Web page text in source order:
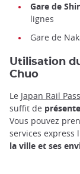
Gare de
lignes
Gare de
Utilisation
Chuo
Le Japan Rail Pass
suffit de
Vous pouvez
services express
la ville et ses